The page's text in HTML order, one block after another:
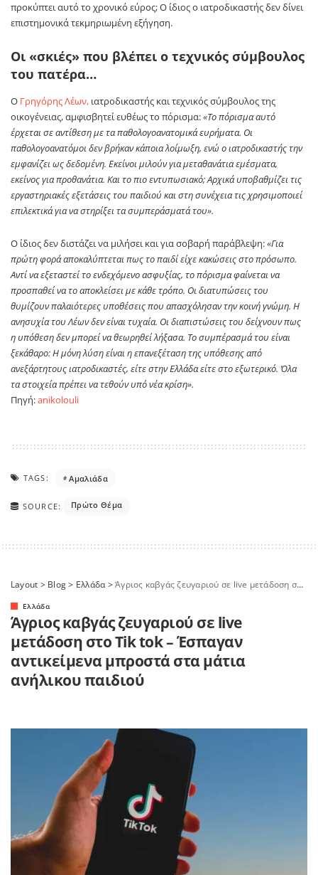
προκύπτει αυτό το χρονικό εύρος; Ο ίδιος ο ιατροδικαστής δεν δίνει
επιστημονικά τεκμηριωμένη εξήγηση.
Οι «σκιές» που βλέπει ο τεχνικός σύμβουλος
του πατέρα…
Ο Γρηγόρης Λέων, ιατροδικαστής και τεχνικός σύμβουλος της
οικογένειας, αμφισβητεί ευθέως το πόρισμα:«Το πόρισμα αυτό
έρχεται σε αντίθεση με τα παθολογοανατομικά ευρήματα. Οι
παθολογοανατόμοι δεν βρήκαν κάποια λοίμωξη, ενώ ο ιατροδικαστής την
εμφανίζει ως δεδομένη. Εκείνοι μιλούν για μεταθανάτια εμέσματα,
εκείνος για προθανάτια. Και το πιο εντυπωσιακό; Αρχικά υποβαθμίζει τις
εργαστηριακές εξετάσεις του παιδιού και στη συνέχεια τις χρησιμοποιεί
επιλεκτικά για να στηρίξει τα συμπεράσματά του».
Ο ίδιος δεν διστάζει να μιλήσει και για σοβαρή παράβλεψη:«Για
πρώτη φορά αποκαλύπτεται πως το παιδί είχε κακώσεις στο πρόσωπο.
Αντί να εξεταστεί το ενδεχόμενο ασφυξίας, το πόρισμα φαίνεται να
προσπαθεί να το αποκλείσει με κάθε τρόπο. Οι διατυπώσεις του
θυμίζουν παλαιότερες υποθέσεις που απασχόλησαν την κοινή γνώμη. Η
ανησυχία του Λέων δεν είναι τυχαία. Οι διαπιστώσεις του δείχνουν πως
η υπόθεση δεν μπορεί να θεωρηθεί λήξασα. Το συμπέρασμά του είναι
ξεκάθαρο: Η μόνη λύση είναι η επανεξέταση της υπόθεσης από
ανεξάρτητους ιατροδικαστές, είτε στην Ελλάδα είτε στο εξωτερικό. Όλα
τα στοιχεία πρέπει να τεθούν υπό νέα κρίση».
Πηγή:anikolouli
TAGS: Αμαλιάδα
SOURCE: Πρώτο Θέμα
Layout > Blog> Ελλάδα>Άγριος καβγάς ζευγαριού σε live μετάδοση στο Tik tok – Έσπαγαν αντικείμενα μπροστά στα μάτια ανήλικου παιδιού
Ελλάδα
Άγριος καβγάς ζευγαριού σε live
μετάδοση στο Tik tok – Έσπαγαν
αντικείμενα μπροστά στα μάτια
ανήλικου παιδιού